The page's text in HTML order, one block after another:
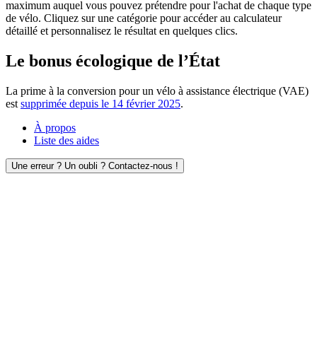
maximum auquel vous pouvez prétendre pour l'achat de chaque type
de vélo. Cliquez sur une catégorie pour accéder au calculateur
détaillé et personnalisez le résultat en quelques clics.
Le bonus écologique de l’État
La prime à la conversion pour un vélo à assistance électrique (VAE)
est supprimée depuis le 14 février 2025.
À propos
Liste des aides
Une erreur ? Un oubli ? Contactez-nous !